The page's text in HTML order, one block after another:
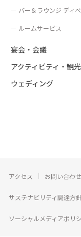
バー＆ラウンジ ディ
ルームサービス
宴会・会議
アクティビティ・観光
ウェディング
アクセス お問い合わせ
サステナビリティ調達方
ソーシャルメディアポリ